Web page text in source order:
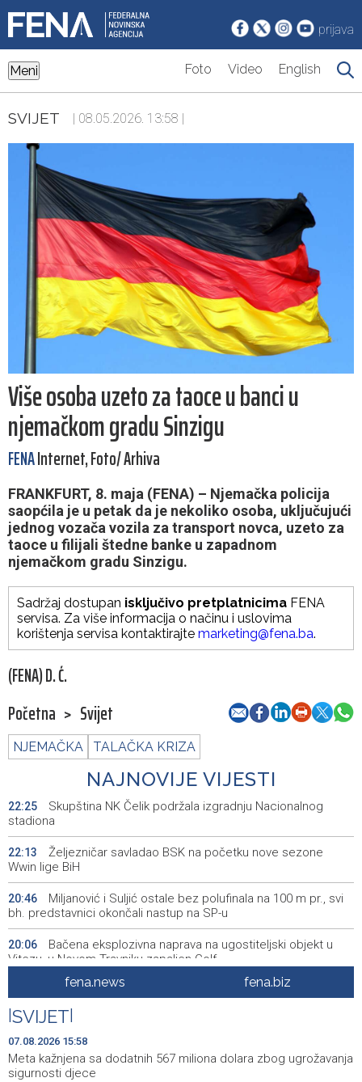
prijava
Meni Foto Video English
SVIJET | 08.05.2026. 13:58 |
Više osoba uzeto za taoce u banci u
njemačkom gradu Sinzigu
FENAInternet, Foto/ Arhiva
FRANKFURT, 8. maja (FENA) – Njemačka policija
saopćila je u petak da je nekoliko osoba, uključujući
jednog vozača vozila za transport novca, uzeto za
taoce u filijali štedne banke u zapadnom
njemačkom gradu Sinzigu.
Sadržaj dostupan isključivo pretplatnicima FENA
servisa. Za više informacija o načinu i uslovima
korištenja servisa kontaktirajte marketing@fena.ba.
(FENA) D. Ć.
Početna > Svijet
NJEMAČKA TALAČKA KRIZA
NAJNOVIJE VIJESTI
22:25
Skupština NK Čelik podržala izgradnju Nacionalnog
stadiona
22:13
Željezničar savladao BSK na početku nove sezone
Wwin lige BiH
20:46
Miljanović i Suljić ostale bez polufinala na 100 m pr., svi
bh. predstavnici okončali nastup na SP-u
20:06
Bačena eksplozivna naprava na ugostiteljski objekt u
Vitezu, u Novom Travniku zapaljen Golf
Galerija ULUPUBiH otvara novu izlagačku sezonu,
predstavlja novi izlagački program
19:44 Faris Dževahirić novi nogometaš Veleža
19:21 Announcement of events for Saturday, 8 August 2026
fena.news fena.biz
SVIJET
07.08.2026 15:58
Meta kažnjena sa dodatnih 567 miliona dolara zbog ugrožavanja
sigurnosti djece